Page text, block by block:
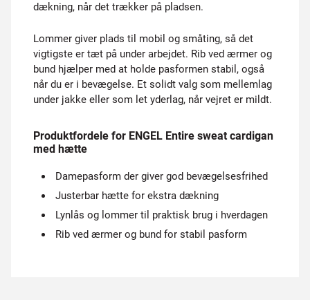
dækning, når det trækker på pladsen.
Lommer giver plads til mobil og småting, så det
vigtigste er tæt på under arbejdet. Rib ved ærmer og
bund hjælper med at holde pasformen stabil, også
når du er i bevægelse. Et solidt valg som mellemlag
under jakke eller som let yderlag, når vejret er mildt.
Produktfordele for ENGEL Entire sweat cardigan
med hætte
Damepasform der giver god bevægelsesfrihed
Justerbar hætte for ekstra dækning
Lynlås og lommer til praktisk brug i hverdagen
Rib ved ærmer og bund for stabil pasform